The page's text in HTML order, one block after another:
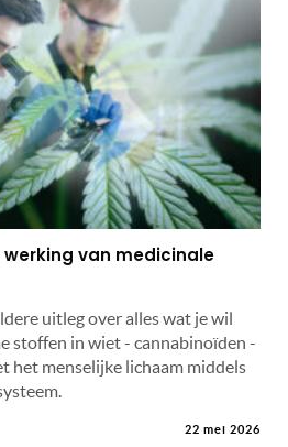
werking van medicinale
uitleg over alles wat je wil
stoffen in wiet - cannabinoïden -
het menselijke lichaam middels
22 mei 2026